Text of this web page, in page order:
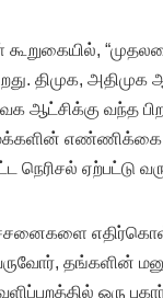
திமுக, அதிமுக
ஆட்சிக்கு வந்த
மக்களின் எண்ணிக்கை
ஏற்பட்டு
பிரச்சனைகளை
வருவோர், தங்களின்
ஒரு புகார்